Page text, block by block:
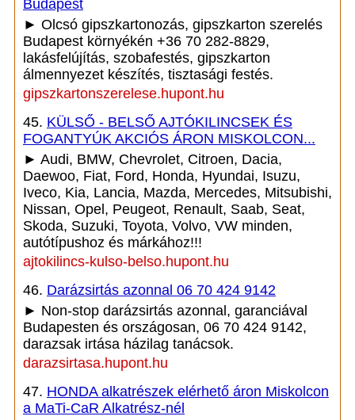
Budapest
► Olcsó gipszkartonozás, gipszkarton szerelés
Budapest környékén +36 70 282-8829,
lakásfelújítás, szobafestés, gipszkarton
álmennyezet készítés, tisztasági festés.
gipszkartonszerelese.hupont.hu
45. KÜLSŐ - BELSŐ AJTÓKILINCSEK ÉS
FOGANTYÚK AKCIÓS ÁRON MISKOLCON...
► Audi, BMW, Chevrolet, Citroen, Dacia,
Daewoo, Fiat, Ford, Honda, Hyundai, Isuzu,
Iveco, Kia, Lancia, Mazda, Mercedes, Mitsubishi,
Nissan, Opel, Peugeot, Renault, Saab, Seat,
Skoda, Suzuki, Toyota, Volvo, VW minden,
autótípushoz és márkához!!!
ajtokilincs-kulso-belso.hupont.hu
46. Darázsirtás azonnal 06 70 424 9142
► Non-stop darázsirtás azonnal, garanciával
Budapesten és országosan, 06 70 424 9142,
darazsak irtása házilag tanácsok.
darazsirtasa.hupont.hu
47. HONDA alkatrészek elérhető áron Miskolcon
a MaTi-CaR Alkatrész-nél